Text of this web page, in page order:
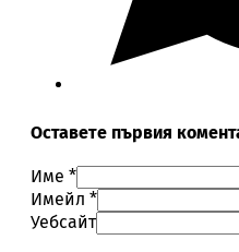
Оставете първия
Име *
Имейл *
Уебсайт